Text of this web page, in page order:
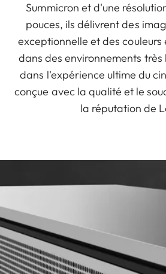
Summicron et d'une
pouces, ils délivrent des
exceptionnelle et des
dans des environnements très
dans l'expérience ultime du
conçue avec la qualité et le
la réputation de